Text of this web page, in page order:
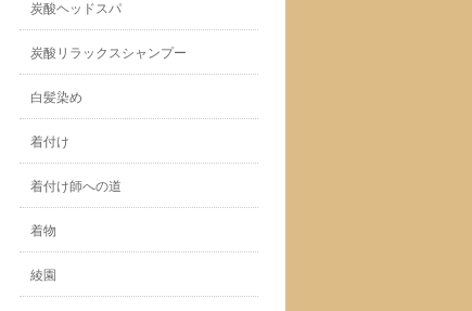
炭酸ヘッドスパ
炭酸リラックスシャンプー
白髪染め
着付け
着付け師への道
着物
綾園